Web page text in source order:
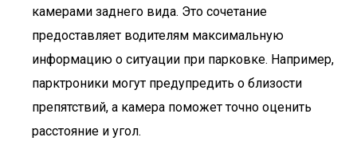
камерами заднего вида. Это сочетание
предоставляет водителям максимальную
информацию о ситуации при парковке. Например,
парктроники могут предупредить о близости
препятствий, а камера поможет точно оценить
расстояние и угол.